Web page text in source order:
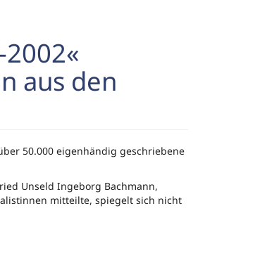
aus den
50.000 eigenhändig geschriebene
Unseld Ingeborg Bachmann,
mitteilte, spiegelt sich nicht